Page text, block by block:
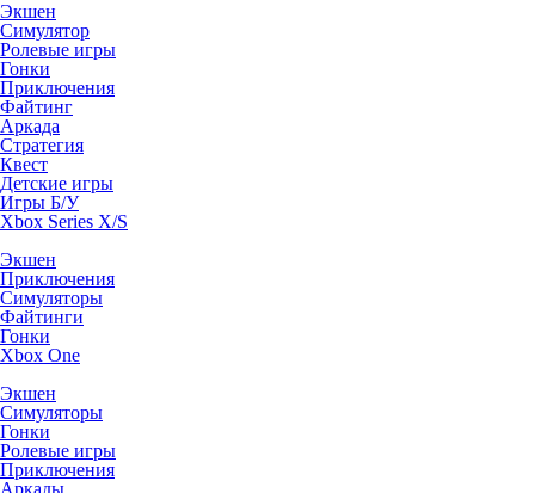
Экшен
Симулятор
Ролевые игры
Гонки
Приключения
Файтинг
Аркада
Стратегия
Квест
Детские игры
Игры Б/У
Xbox Series X/S
Экшен
Приключения
Симуляторы
Файтинги
Гонки
Xbox One
Экшен
Симуляторы
Гонки
Ролевые игры
Приключения
Аркады